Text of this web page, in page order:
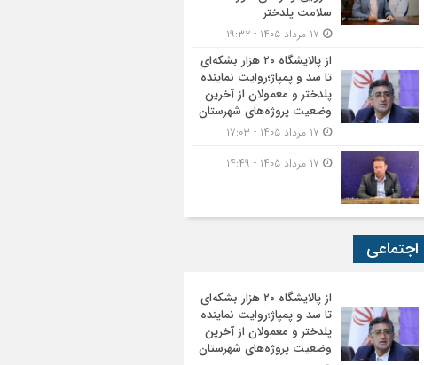
سلامت پلدختر
از پالایشگاه ۲۰ هزار بشکه‌ای
تا سد و پمپاژ؛روایت نماینده
پلدختر و معمولان از آخرین
وضعیت پروژه‌های شهرستان
اجتماعی
از پالایشگاه ۲۰ هزار بشکه‌ای
تا سد و پمپاژ؛روایت نماینده
پلدختر و معمولان از آخرین
وضعیت پروژه‌های شهرستان